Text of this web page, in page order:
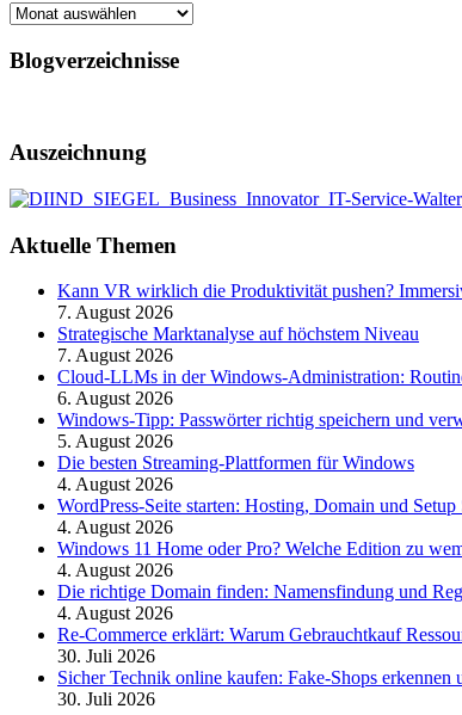
Archiv
Blogverzeichnisse
Auszeichnung
Aktuelle Themen
Kann VR wirklich die Produktivität pushen?
7. August 2026
Strategische Marktanalyse auf höchstem Niveau
7. August 2026
Cloud-LLMs in der Windows-Administration:
6. August 2026
Windows-Tipp: Passwörter richtig speichern und
5. August 2026
Die besten Streaming-Plattformen für Windows
4. August 2026
WordPress-Seite starten: Hosting, Domain und
4. August 2026
Windows 11 Home oder Pro? Welche Edition zu
4. August 2026
Die richtige Domain finden: Namensfindung und
4. August 2026
Re-Commerce erklärt: Warum Gebrauchtkauf
30. Juli 2026
Sicher Technik online kaufen: Fake-Shops erkennen
30. Juli 2026